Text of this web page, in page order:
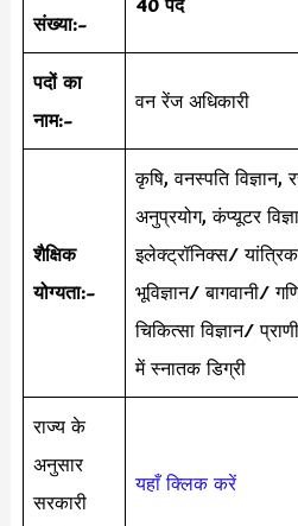
संख्या:-
पदों का
नाम:-
वन रेंज अधिकारी
शैक्षिक
योग्यता:-
कृषि, वनस्पति विज्ञान,
अनुप्रयोग, कंप्यूटर
इलेक्ट्रॉनिक्स/ यांत्रिक
भूविज्ञान/ बागवानी/
चिकित्सा विज्ञान/
में स्नातक डिग्री
राज्य के
अनुसार
सरकारी
यहाँ क्लिक करें